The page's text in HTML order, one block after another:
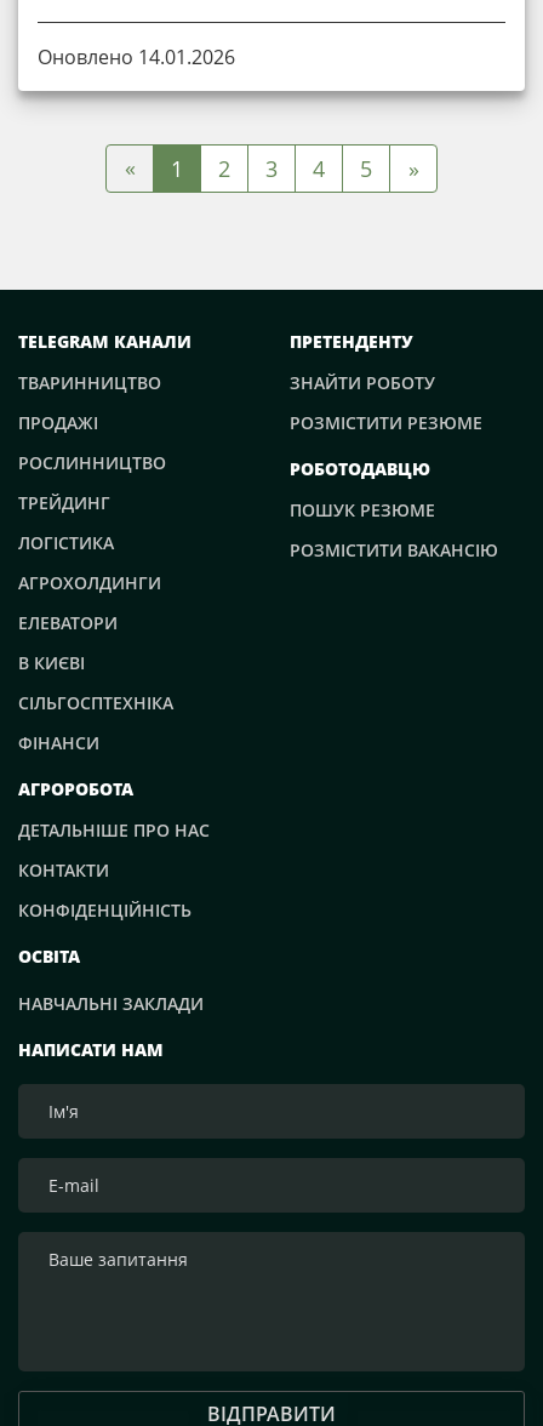
Оновлено 14.01.2026
« 1 2 3 4 5 »
НАПИСАТИ НАМ
ВІДПРАВИТИ
TELEGRAM КАНАЛИ
ТВАРИННИЦТВО
ПРОДАЖІ
РОСЛИННИЦТВО
ТРЕЙДИНГ
ЛОГІСТИКА
АГРОХОЛДИНГИ
ЕЛЕВАТОРИ
В КИЄВІ
СІЛЬГОСПТЕХНІКА
ФІНАНСИ
ПРЕТЕНДЕНТУ
ЗНАЙТИ РОБОТУ
РОЗМІСТИТИ РЕЗЮМЕ
РОБОТОДАВЦЮ
ПОШУК РЕЗЮМЕ
РОЗМІСТИТИ ВАКАНСІЮ
АГРОРОБОТА
ДЕТАЛЬНІШЕ ПРО НАС
КОНТАКТИ
КОНФІДЕНЦІЙНІСТЬ
ОСВІТА
НАВЧАЛЬНІ ЗАКЛАДИ